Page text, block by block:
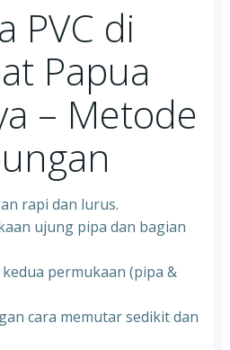
PVC di
Papua
– Metode
rapi dan lurus.
ujung pipa dan bagian
permukaan (pipa &
cara memutar sedikit dan